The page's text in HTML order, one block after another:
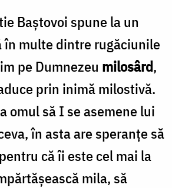
Baștovoi spune la un
în multe dintre rugăciunile
pe Dumnezeu milosârd,
prin inimă milostivă.
omul să I se asemene lui
în asta are speranțe să
că îi este cel mai la
mila, să